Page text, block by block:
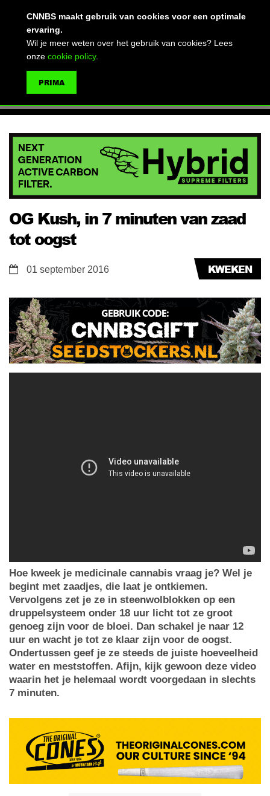
OG Kush, in 7 minuten van zaad
tot oogst
KWEKEN
01 september 2016
Hoe kweek je medicinale cannabis vraag je? Wel je
begint met zaadjes, die laat je ontkiemen.
Vervolgens zet je ze in steenwolblokken op een
druppelsysteem onder 18 uur licht tot ze groot
genoeg zijn voor de bloei. Dan schakel je naar 12
uur en wacht je tot ze klaar zijn voor de oogst.
Ondertussen geef je ze steeds de juiste hoeveelheid
water en meststoffen. Afijn, kijk gewoon deze video
waarin het je helemaal wordt voorgedaan in slechts
7 minuten.
CNNBS maakt gebruik van cookies voor een optimale
ervaring.
Wil je meer weten over het gebruik van cookies? Lees
onze cookie policy.
PRIMA